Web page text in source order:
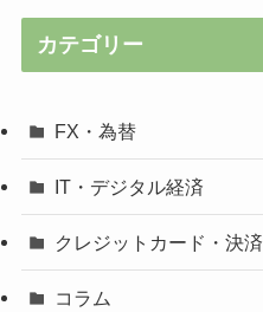
カテゴリー
FX・為替
IT・デジタル経済
クレジットカード・決済
コラム